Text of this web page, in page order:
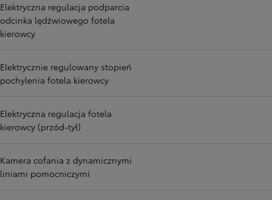
Elektryczna regulacja podparcia
odcinka lędźwiowego fotela
kierowcy
Elektrycznie regulowany stopień
pochylenia fotela kierowcy
Elektryczna regulacja fotela
kierowcy (przód-tył)
Kamera cofania z dynamicznymi
liniami pomocniczymi